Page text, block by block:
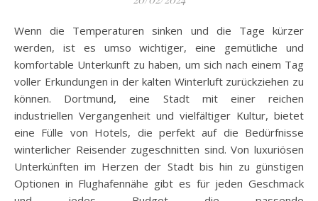
Wenn die Temperaturen sinken und die Tage kürzer
werden, ist es umso wichtiger, eine gemütliche und
komfortable Unterkunft zu haben, um sich nach einem Tag
voller Erkundungen in der kalten Winterluft zurückziehen zu
können. Dortmund, eine Stadt mit einer reichen
industriellen Vergangenheit und vielfältiger Kultur, bietet
eine Fülle von Hotels, die perfekt auf die Bedürfnisse
winterlicher Reisender zugeschnitten sind. Von luxuriösen
Unterkünften im Herzen der Stadt bis hin zu günstigen
Optionen in Flughafennähe gibt es für jeden Geschmack